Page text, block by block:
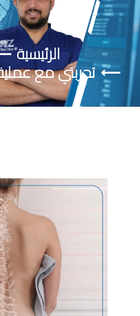
الرئيسية
تجربتي مع عملية